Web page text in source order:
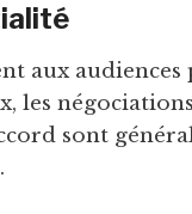
aux audiences
les
sont